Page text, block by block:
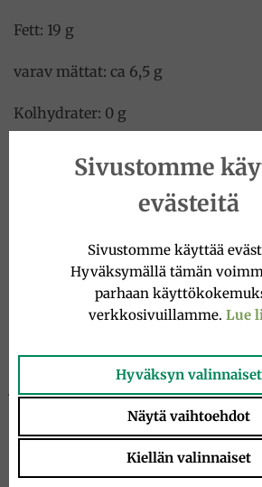
Fett: 19 g
varav mättat: ca 6,5 g
Kolhydrater: 0 g
Protein: ca 26 g
TUTUSTU MYÖS
Sivustomme
evästeitä
Sivustomme käyttää
Hyväksymällä tämän
parhaan
verkkosivuillamme. Lue
Hyväksyn valinnaiset
Näytä vaihtoehdot
Kiellän valinnaiset